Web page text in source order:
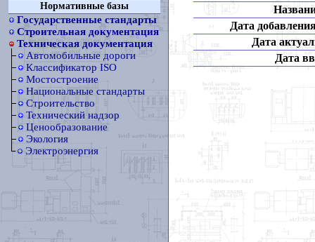
Нормативные базы
Государственные стандарты
Строительная документация
Техническая документация
Автомобильные дороги
Классификатор ISO
Мостостроение
Национальные стандарты
Строительство
Технический надзор
Ценообразование
Экология
Электроэнергия
Дата
Дата
Дата